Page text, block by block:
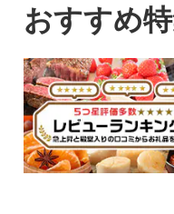
マト)、なす、さつ
いも)、大根、じゃ
参(ニンジン)、キャ
などを野菜詰め合わ
ュース・野菜スープ
中心の生活に、アウ
キャンプなどの
ュー)にもご活用い
おすすめ